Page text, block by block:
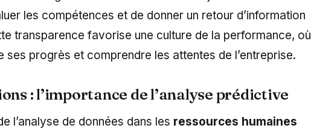
les compétences et de donner un retour d’information
transparence favorise une culture de la performance, où
ses progrès et comprendre les attentes de l’entreprise.
: l’importance de l’analyse prédictive
l’analyse de données dans les ressources humaines